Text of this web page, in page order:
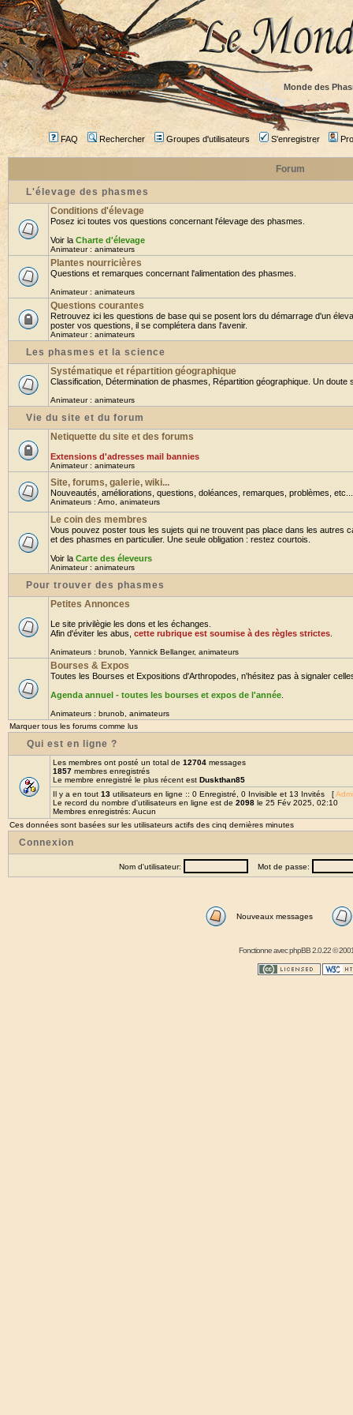
Monde des
FAQ Rechercher Groupes d'utilisateurs S'enregistrer
Forum
L'élevage des phasmes
Conditions d'élevage
Posez ici toutes vos questions concernant l'élevage des phasmes.
Voir la Charte d'élevage
Animateur : animateurs
Plantes nourricières
Questions et remarques concernant l'alimentation des phasmes.
Animateur : animateurs
Questions courantes
Retrouvez ici les questions de base qui se posent lors du démarrage d'un
poster vos questions, il se complétera dans l'avenir.
Animateur : animateurs
Les phasmes et la science
Systématique et répartition géographique
Classification, Détermination de phasmes, Répartition géographique. Un doute
Animateur : animateurs
Vie du site et du forum
Netiquette du site et des forums
Extensions d'adresses mail bannies
Animateur : animateurs
Site, forums, galerie, wiki...
Nouveautés, améliorations, questions, doléances, remarques, problèmes,
Animateurs : Arno animateurs
Le coin des membres
Vous pouvez poster tous les sujets qui ne trouvent pas place dans les autres
et des phasmes en particulier. Une seule obligation : restez courtois.
Voir la Carte des éleveurs
Animateur : animateurs
Pour trouver des phasmes
Petites Annonces
Le site privilègie les dons et les échanges.
Afin d'éviter les abus, cette rubrique est soumise à des règles strictes
Animateurs : brunob Yannick Bellanger, animateurs
Bourses & Expos
Toutes les Bourses et Expositions d'Arthropodes, n'hésitez pas à signaler
Agenda annuel - toutes les bourses et expos de l'année
Animateurs : brunob animateurs
Marquer tous les forums comme lus
Qui est en ligne ?
Les membres ont posté un total de 12704 messages
1857 membres enregistrés
Le membre enregistré le plus récent est Duskthan85
Il y a en tout 13 utilisateurs en ligne :: 0 Enregistré, 0 Invisible et 13 Invités [
Le record du nombre d'utilisateurs en ligne est de 2098 le 25 Fév 2025, 02:10
Membres enregistrés: Aucun
Ces données sont basées sur les utilisateurs actifs des cinq dernières minutes
Connexion
Nom d'utilisateur: Mot de passe:
Nouveaux messages
Fonctionne avecphpBB2.0.22 ©